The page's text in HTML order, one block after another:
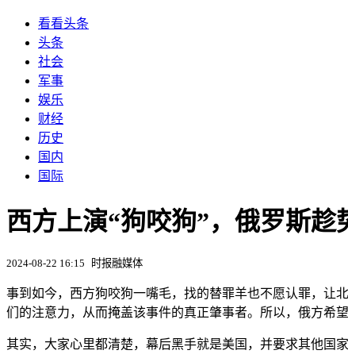
看看头条
头条
社会
军事
娱乐
财经
历史
国内
国际
西方上演“狗咬狗”，俄罗斯
2024-08-22 16:15 时报融媒体
事到如今，西方狗咬狗一嘴毛，找的替罪羊也不愿认罪，让
们的注意力，从而掩盖该事件的真正肇事者。所以，俄方希
其实，大家心里都清楚，幕后黑手就是美国，并要求其他国